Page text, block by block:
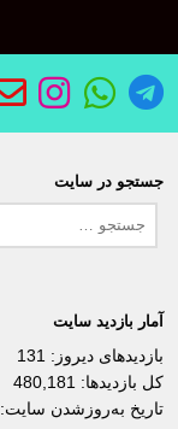
جستجو در سایت
آمار بازدید سایت
بازدیدهای دیروز: 131
کل بازدیدها: 480,181
تاریخ به‌روزشدن سایت: